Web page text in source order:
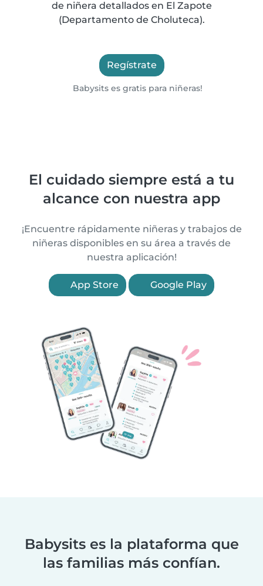
de niñera detallados en El Zapote
(Departamento de Choluteca).
Regístrate
Babysits es gratis para niñeras!
El cuidado siempre está a tu
alcance con nuestra app
¡Encuentre rápidamente niñeras y trabajos de
niñeras disponibles en su área a través de
nuestra aplicación!
App Store Google Play
Babysits es la plataforma que
las familias más confían.